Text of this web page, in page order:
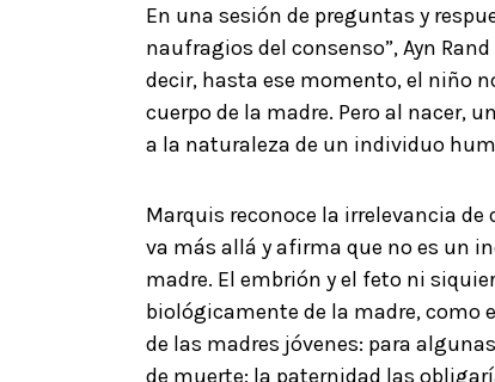
En una sesión de preguntas y
naufragios del consenso”, Ayn
decir, hasta ese momento, el niño
cuerpo de la madre. Pero al nacer,
a la naturaleza de un individuo
Marquis reconoce la irrelevancia de
va más allá y afirma que no es un
madre. El embrión y el feto ni
biológicamente de la madre, como
de las madres jóvenes: para
de muerte: la paternidad las